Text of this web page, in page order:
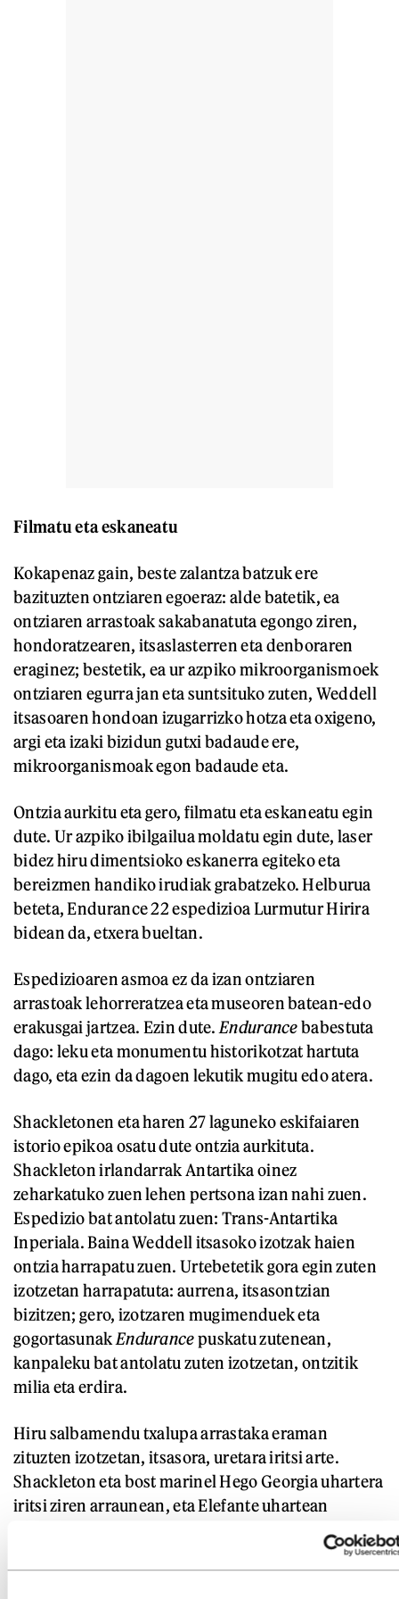
Filmatu eta eskaneatu
Kokapenaz gain, beste zalantza batzuk ere
bazituzten ontziaren egoeraz: alde batetik, ea
ontziaren arrastoak sakabanatuta egongo ziren,
hondoratzearen, itsaslasterren eta denboraren
eraginez; bestetik, ea ur azpiko mikroorganismoek
ontziaren egurra jan eta suntsituko zuten, Weddell
itsasoaren hondoan izugarrizko hotza eta oxigeno,
argi eta izaki bizidun gutxi badaude ere,
mikroorganismoak egon badaude eta.
Ontzia aurkitu eta gero, filmatu eta eskaneatu egin
dute. Ur azpiko ibilgailua moldatu egin dute, laser
bidez hiru dimentsioko eskanerra egiteko eta
bereizmen handiko irudiak grabatzeko. Helburua
beteta, Endurance 22 espedizioa Lurmutur Hirira
bidean da, etxera bueltan.
Espedizioaren asmoa ez da izan ontziaren
arrastoak lehorreratzea eta museoren batean-edo
erakusgai jartzea. Ezin dute. Endurancebabestuta
dago: leku eta monumentu historikotzat hartuta
dago, eta ezin da dagoen lekutik mugitu edo atera.
Shackletonen eta haren 27 laguneko eskifaiaren
istorio epikoa osatu dute ontzia aurkituta.
Shackleton irlandarrak Antartika oinez
zeharkatuko zuen lehen pertsona izan nahi zuen.
Espedizio bat antolatu zuen: Trans-Antartika
Inperiala. Baina Weddell itsasoko izotzak haien
ontzia harrapatu zuen. Urtebetetik gora egin zuten
izotzetan harrapatuta: aurrena, itsasontzian
bizitzen; gero, izotzaren mugimenduek eta
gogortasunak Endurancepuskatu zutenean,
kanpaleku bat antolatu zuten izotzetan, ontzitik
milia eta erdira.
Hiru salbamendu txalupa arrastaka eraman
zituzten izotzetan, itsasora, uretara iritsi arte.
Shackleton eta bost marinel Hego Georgia uhartera
iritsi ziren arraunean, eta Elefante uhartean
geratutako espediziokideak erreskatatu zituzten. Bi
urte eta hilabete bat pasatu ziren Londrestik abiatu
zirenetik Txilera eraman zituzten arte. Denak